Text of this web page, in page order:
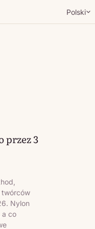
Polski
przez 3
Nylon
a co